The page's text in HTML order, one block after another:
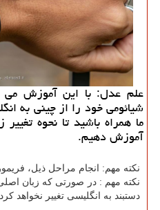
علم عدل: با این آموزش می
شیائومی خود را از چینی به
آموزش دهیم.
نکته مهم: انجام مراحل ذیل، فریمور می بند ۳ شما را
نکته مهم : در صورتی که زبان
دستبند به انگلیسی تغییر نخواهد